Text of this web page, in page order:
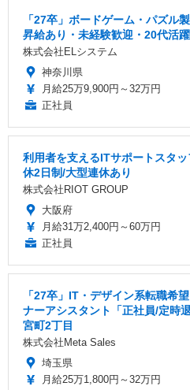
「27卒」ボードゲーム・パズル
昇給あり・未経験歓迎・20代活
株式会社ELシステム
神奈川県
月給25万9,900円～32万円
正社員
利用者を支えるITサポートスタ
休2日制/大型連休あり
株式会社RIOT GROUP
大阪府
月給31万2,400円～60万円
正社員
「27卒」IT・デザイン系転職希
ナーアシスタント「正社員/定時
宮町2丁目
株式会社Meta Sales
埼玉県
月給25万1,800円～32万円